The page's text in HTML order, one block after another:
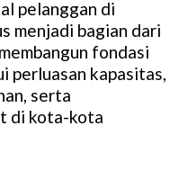
pelanggan di
menjadi bagian dari
fondasi
perluasan kapasitas,
serta
di kota-kota